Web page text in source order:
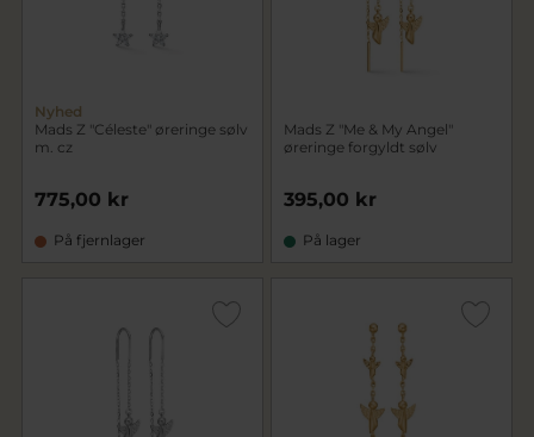
Nyhed
Mads Z "Céleste" øreringe sølv
m. cz
775,00 kr
På fjernlager
Mads Z "Me & My Angel"
øreringe forgyldt sølv
395,00 kr
På lager